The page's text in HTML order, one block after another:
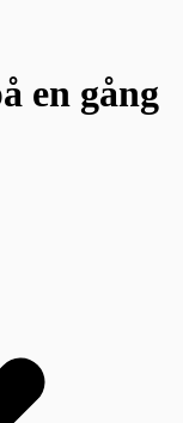
en gång